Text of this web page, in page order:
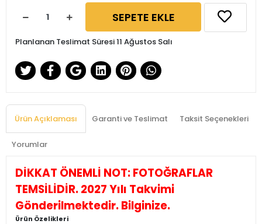
SEPETE EKLE
Planlanan Teslimat Süresi 11 Ağustos Salı
Ürün Açıklaması Garanti ve Teslimat Taksit Seçenekleri
Yorumlar
DİKKAT ÖNEMLİ NOT: FOTOĞRAFLAR
TEMSİLİDİR. 2027 Yılı Takvimi
Gönderilmektedir. Bilginize.
Ürün Özelikleri